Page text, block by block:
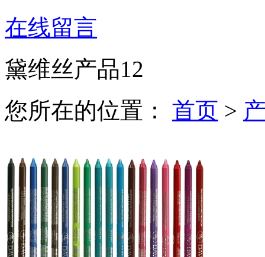
在线留言
黛维丝产品12
您所在的位置： 首页 >